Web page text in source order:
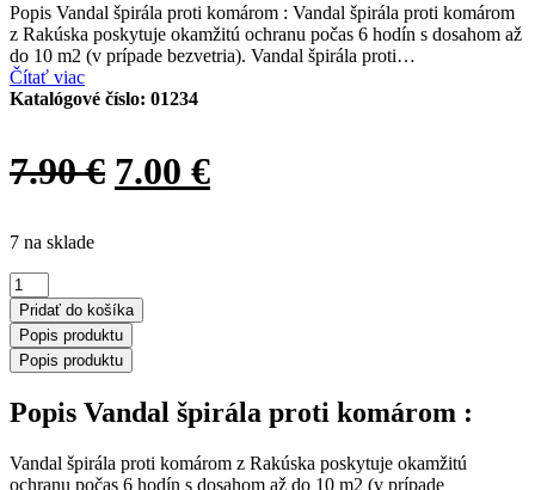
Popis Vandal špirála proti komárom : Vandal špirála proti komárom
z Rakúska poskytuje okamžitú ochranu počas 6 hodín s dosahom až
do 10 m2 (v prípade bezvetria). Vandal špirála proti…
Čítať viac
Katalógové číslo: 01234
7.90€ ORIGINAL
7.90 €.
7.00 €CURRENT
7 na sklade
množstvo
Vandal
špirála
proti
komárom
ks
Pridať do košíka
Popis produktu
Popis produktu
Popis Vandal špirála proti komárom :
Vandal špirála proti komárom z Rakúska poskytuje okamžitú
ochranu počas 6 hodín s dosahom až do 10 m2 (v prípade